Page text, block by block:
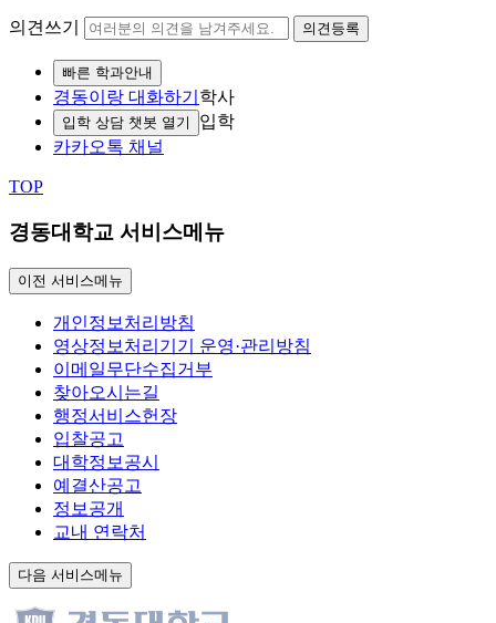
의견쓰기 의견등록
빠른 학과안내
경동이랑 대화하기 학사
입학 상담 챗봇 열기
입학
카카오톡 채널
TOP
경동대학교 서비스메뉴
이전 서비스메뉴
개인정보처리방침
영상정보처리기기 운영·관리방침
이메일무단수집거부
찾아오시는길
행정서비스헌장
입찰공고
대학정보공시
예결산공고
정보공개
교내 연락처
다음 서비스메뉴